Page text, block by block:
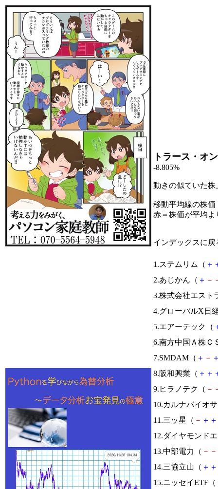
トラース・オ
-8.805%
動きの似ていた
移動平均線の株価
赤＝株価が平均
インデックスに戻
1.ステムリム（ ＋
2.あじかん（ ＋ －
3.株式会社エスト
4.グローバルX日
5.エアーテック（
6.南方中国Ａ株Ｃ
7.SMDAM（ ＋ －
8.阪和興業（ ＋ ＋
9.ヒラノテク（ －
10.カルナバイオ
11.三ッ星（ － ＋ ＋
12.ダイヤモンド
13.中部電力（ － －
14.三協立山（ ＋ ＋
15.ニッセイETF（